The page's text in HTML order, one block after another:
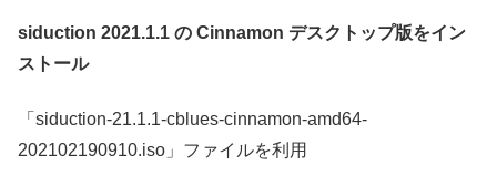
siduction 2021.1.1 の Cinnamon デスクトップ版をイン
ストール
「siduction-21.1.1-cblues-cinnamon-amd64-
202102190910.iso」ファイルを利用